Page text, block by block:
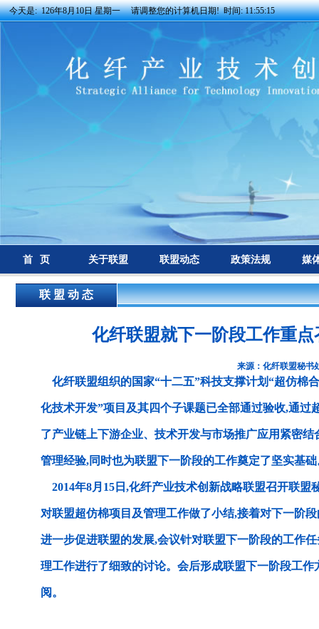
今天是:126年8月10日 星期一 请调整您的计算机日期! 时间:11:55:15
首 页 关于联盟 联盟动态 政策法规 媒
联 盟 动 态
化纤联盟就下一阶段工作重
来源：化纤联盟秘书
化纤联盟组织的国家“十二五”科技支撑计划“超仿棉
化技术开发”项目及其四个子课题已全部通过验收,通过
了产业链上下游企业、技术开发与市场推广应用紧密
管理经验,同时也为联盟下一阶段的工作奠定了坚实基础
2014年8月15日,化纤产业技术创新战略联盟召开联盟
对联盟超仿棉项目及管理工作做了小结,接着对下一阶
进一步促进联盟的发展,会议针对联盟下一阶段的工作
理工作进行了细致的讨论。会后形成联盟下一阶段工
阅。